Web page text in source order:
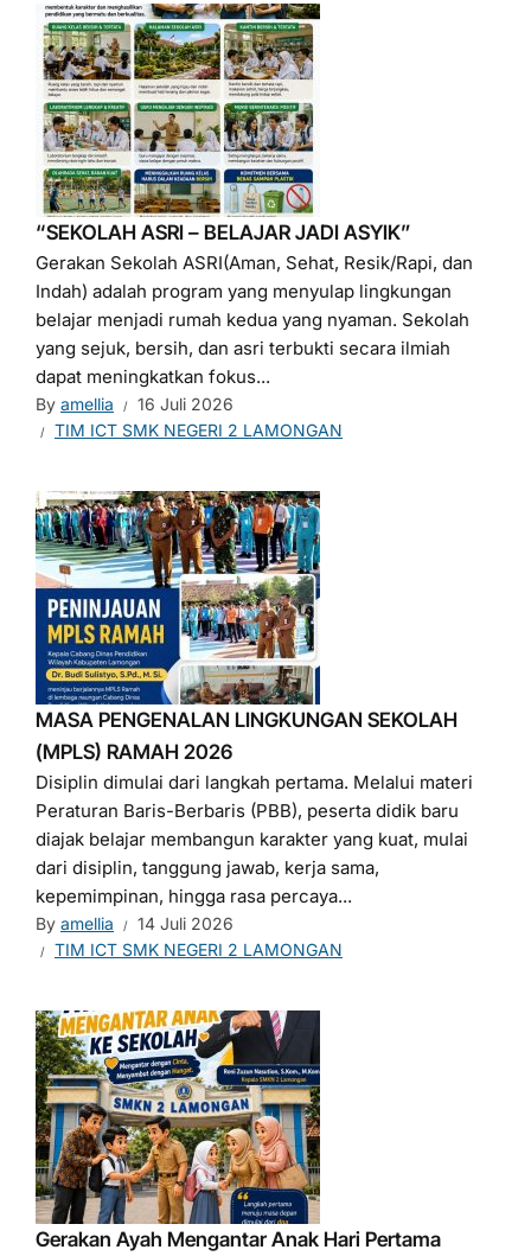
“SEKOLAH ASRI – BELAJAR JADI ASYIK”
Gerakan Sekolah ASRI(Aman, Sehat, Resik/Rapi, dan
Indah) adalah program yang menyulap lingkungan
belajar menjadi rumah kedua yang nyaman. Sekolah
yang sejuk, bersih, dan asri terbukti secara ilmiah
dapat meningkatkan fokus...
By amellia
16 Juli 2026
TIM ICT SMK NEGERI 2 LAMONGAN
MASA PENGENALAN LINGKUNGAN SEKOLAH
(MPLS) RAMAH 2026
Disiplin dimulai dari langkah pertama. Melalui materi
Peraturan Baris-Berbaris (PBB), peserta didik baru
diajak belajar membangun karakter yang kuat, mulai
dari disiplin, tanggung jawab, kerja sama,
kepemimpinan, hingga rasa percaya...
By amellia
14 Juli 2026
TIM ICT SMK NEGERI 2 LAMONGAN
Gerakan Ayah Mengantar Anak Hari Pertama